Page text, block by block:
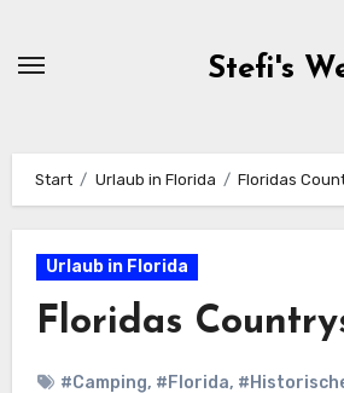
Stefi's
Start Urlaub in Florida Floridas
Urlaub in Florida
Floridas
#Camping, #Florida,